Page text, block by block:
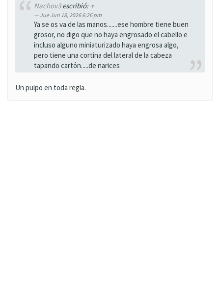
Nachov3escribió: ↑
Jue Jun 18, 2026 6:26 pm
Ya se os va de las manos.......ese hombre tiene buen
grosor, no digo que no haya engrosado el cabello e
incluso alguno miniaturizado haya engrosa algo,
pero tiene una cortina del lateral de la cabeza
tapando cartón.....de narices
Un pulpo en toda regla.